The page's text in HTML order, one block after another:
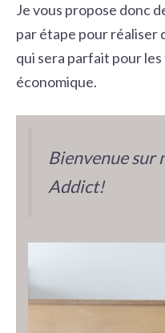
Je vous propose donc
par étape pour réaliser
qui sera parfait pour
économique.
Bienvenue sur
Addict!